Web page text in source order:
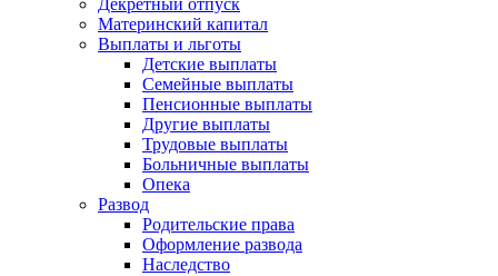
Декретный отпуск
Материнский капитал
Выплаты и льготы
Детские выплаты
Семейные выплаты
Пенсионные выплаты
Другие выплаты
Трудовые выплаты
Больничные выплаты
Опека
Развод
Родительские права
Оформление развода
Наследство